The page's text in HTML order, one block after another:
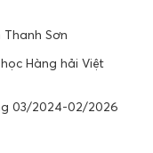
Thanh Sơn
Hàng hải Việt
03/2024-02/2026